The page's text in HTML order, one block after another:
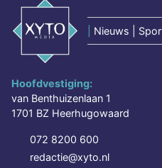
Nieuws |
Hoofdvestiging:
van Benthuizenlaan 1
1701 BZ Heerhugowaard
072 8200 600
redactie@xyto.nl